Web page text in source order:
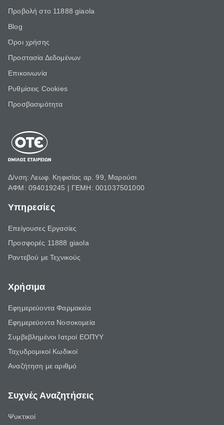
Προβολή στο 11888 giaola
Blog
Όροι χρήσης
Προστασία Δεδομένων
Επικοινωνία
Ρυθμίσεις Cookies
Προσβασιμότητα
Δ/νση: Λεωφ. Κηφισίας αρ. 99, Μαρούσι
ΑΦΜ: 094019245 | ΓΕΜΗ: 001037501000
Υπηρεσίες
Επείγουσες Εργασίες
Προσφορές 11888 giaola
Ραντεβού με Τεχνικούς
Χρήσιμα
Εφημερεύοντα Φαρμακεία
Εφημερεύοντα Νοσοκομεία
Συμβεβλημένοι Ιατροί ΕΟΠΥΥ
Ταχυδρομικοί Κωδικοί
Αναζήτηση με αριθμό
Συχνές Αναζητήσεις
Ψυκτικοί